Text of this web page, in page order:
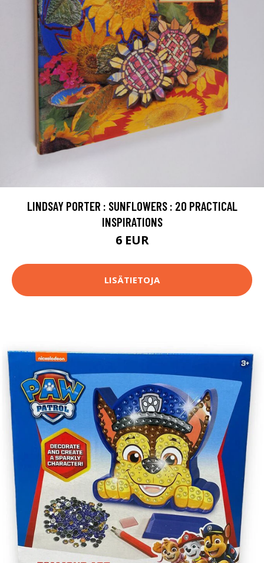
LINDSAY PORTER : SUNFLOWERS : 20 PRACTICAL
INSPIRATIONS
6 EUR
LISÄTIETOJA